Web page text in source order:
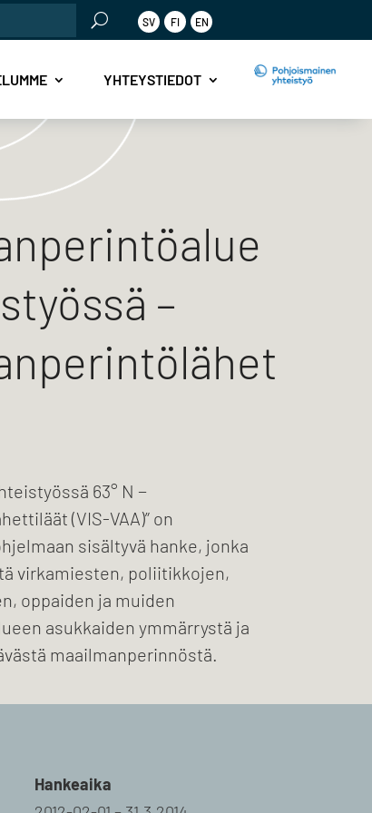
SV FI EN
YHTEYSTIEDOT
–
63° N −
(VIS-VAA)” on
sisältyvä hanke, jonka
virkamiesten, poliitikkojen,
oppaiden ja muiden
asukkaiden ymmärrystä ja
maailmanperinnöstä.
Hankeaika